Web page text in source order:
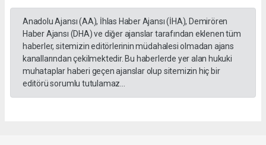
Anadolu Ajansı (AA), İhlas Haber Ajansı (İHA), Demirören
Haber Ajansı (DHA) ve diğer ajanslar tarafından eklenen tüm
haberler, sitemizin editörlerinin müdahalesi olmadan ajans
kanallarından çekilmektedir. Bu haberlerde yer alan hukuki
muhataplar haberi geçen ajanslar olup sitemizin hiç bir
editörü sorumlu tutulamaz...